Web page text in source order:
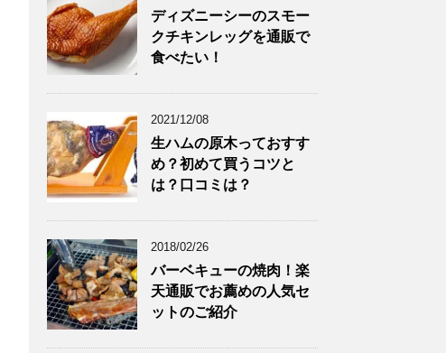
ディズニーシーのスモー
クチキンレッグを通販で
食べたい！
2021/12/08
生ハムの原木っておすす
め？初めて買うコツと
は？口コミは？
2018/02/26
バーベキューの焼肉！楽
天通販でお薦めの人気セ
ットのご紹介